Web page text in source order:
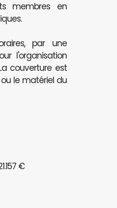
membres en
par une
l'organisation
couverture est
le matériel du
€